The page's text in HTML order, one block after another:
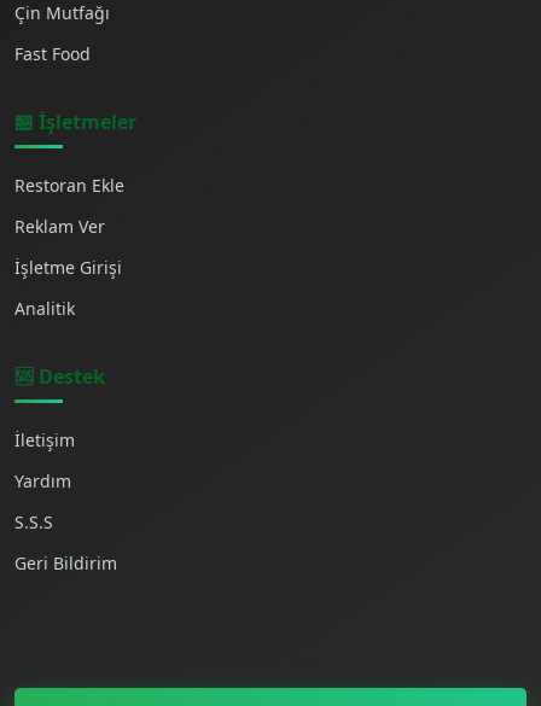
Çin Mutfağı
Fast Food
🏪 İşletmeler
Restoran Ekle
Reklam Ver
İşletme Girişi
Analitik
🆘 Destek
İletişim
Yardım
S.S.S
Geri Bildirim